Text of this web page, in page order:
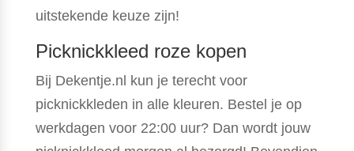
uitstekende keuze zijn!
Picknickkleed roze kopen
Bij Dekentje.nl kun je terecht voor
picknickkleden in alle kleuren. Bestel je op
werkdagen voor 22:00 uur? Dan wordt jouw